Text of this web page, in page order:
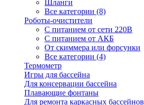
Шланги
Все категории (8)
Роботы-очистители
С питанием от сети 220В
С питанием от АКБ
От скиммера или форсунки
Все категории (4)
Термометр
Игры для бассейна
Для консервации бассейна
Плавающие фонтаны
Для ремонта каркасных бассейнов